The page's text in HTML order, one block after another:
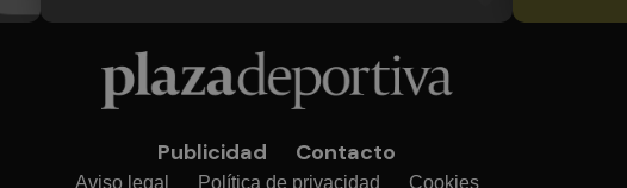
Publicidad Contacto
Aviso legal Política de privacidad Cookies